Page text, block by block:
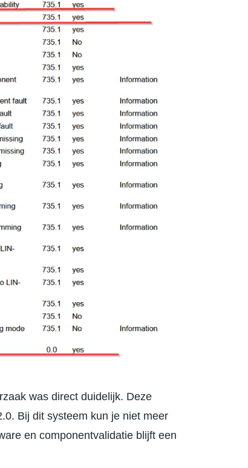
was direct duidelijk. Deze
Bij dit systeem kun je niet meer
en componentvalidatie blijft een